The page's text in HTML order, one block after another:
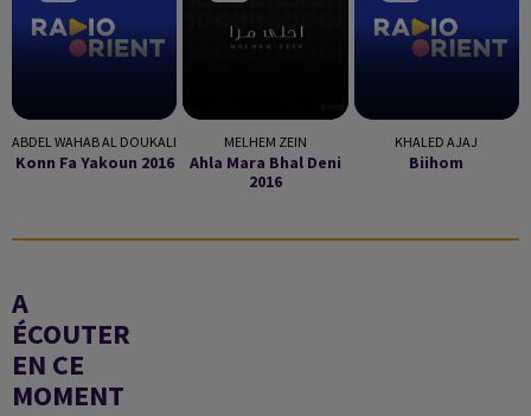
ABDEL WAHAB AL DOUKALI
Konn Fa Yakoun 2016
MELHEM ZEIN
Ahla Mara Bhal Deni
2016
KHALED AJAJ
Biihom
A
ÉCOUTER
EN CE
MOMENT